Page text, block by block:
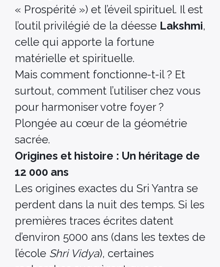
« Prospérité ») et l’éveil spirituel. Il est
l’outil privilégié de la déesse Lakshmi,
celle qui apporte la fortune
matérielle et spirituelle.
Mais comment fonctionne-t-il ? Et
surtout, comment l’utiliser chez vous
pour harmoniser votre foyer ?
Plongée au cœur de la géométrie
sacrée.
Origines et histoire : Un héritage de
12 000 ans
Les origines exactes du Sri Yantra se
perdent dans la nuit des temps. Si les
premières traces écrites datent
d’environ 5000 ans (dans les textes de
l’école Shri Vidya), certaines